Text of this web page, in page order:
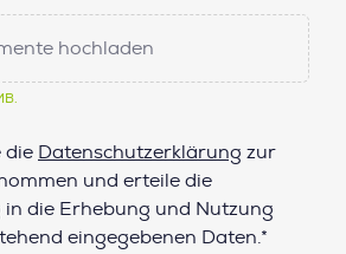
hochladen
die Datenschutzerklärung zur
und erteile die
in die Erhebung und Nutzung
eingegebenen Daten.*